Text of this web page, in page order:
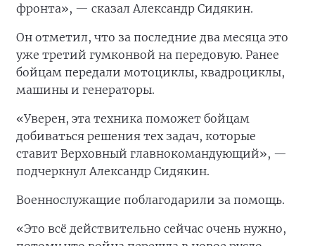
фронта», — сказал Александр Сидякин.
Он отметил, что за последние два месяца это
уже третий гумконвой на передовую. Ранее
бойцам передали мотоциклы, квадроциклы,
машины и генераторы.
«Уверен, эта техника поможет бойцам
добиваться решения тех задач, которые
ставит Верховный главнокомандующий», —
подчеркнул Александр Сидякин.
Военнослужащие поблагодарили за помощь.
«Это всё действительно сейчас очень нужно,